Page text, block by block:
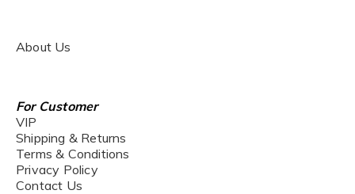
About Us
For Customer
VIP
Shipping & Returns
Terms & Conditions
Privacy Policy
Contact Us